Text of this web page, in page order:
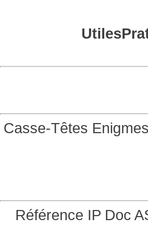
Utiles
Casse-Têtes Enigmes
Référence IP Doc